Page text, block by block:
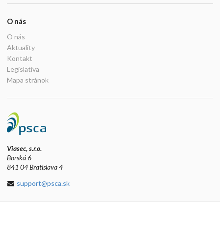
O nás
O nás
Aktuality
Kontakt
Legislatíva
Mapa stránok
Viasec, s.r.o.
Borská 6
841 04 Bratislava 4
support@psca.sk